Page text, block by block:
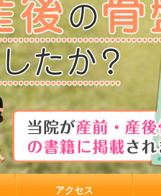
アクセス